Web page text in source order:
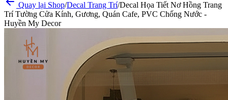
Quay lại Shop/Decal Trang Trí/Decal Họa Tiết Nơ Hồng Trang
Trí Tường Cửa Kính, Gương, Quán Cafe, PVC Chống Nước -
Huyền My Decor